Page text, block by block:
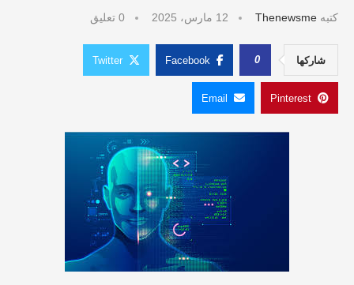
كتبه Thenewsme 12 مارس، 2025 0 تعليق
شاركها 0
Facebook
Twitter
Pinterest
Email